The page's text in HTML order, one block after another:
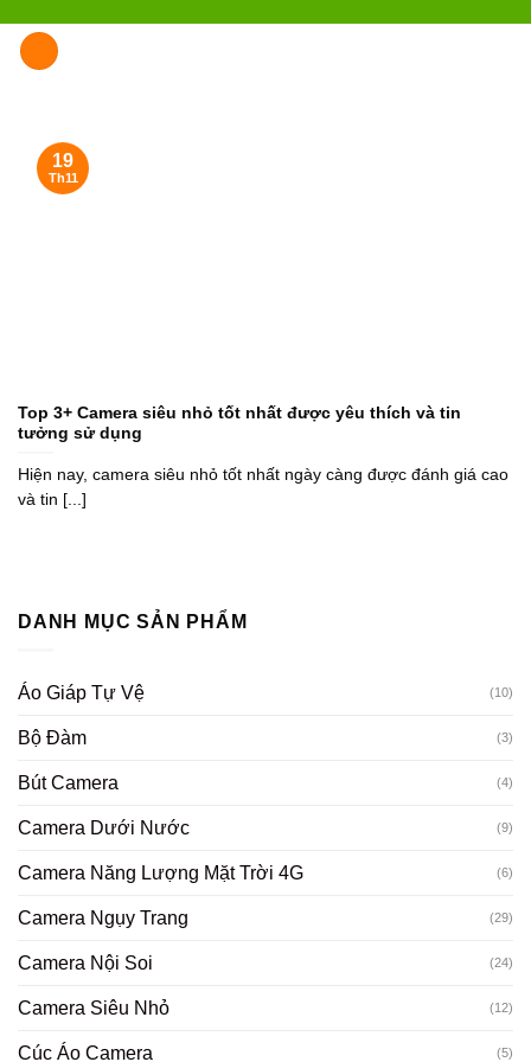
content
Top 3+ Camera siêu nhỏ tốt nhất được yêu thích và tin tưởng sử dụng
19
Th11
Bộ Đàm (3)
Bút Camera (4)
Camera Dưới Nước (9)
Camera Năng Lượng Mặt Trời 4G (6)
Camera Ngụy Trang (29)
Camera Nội Soi (24)
Camera Siêu Nhỏ (12)
Cúc Áo Camera (5)
Đèn Pin (8)